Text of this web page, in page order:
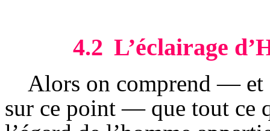
4.2 L’éclairage d’
Alors on comprend — et
sur ce point — que tout ce